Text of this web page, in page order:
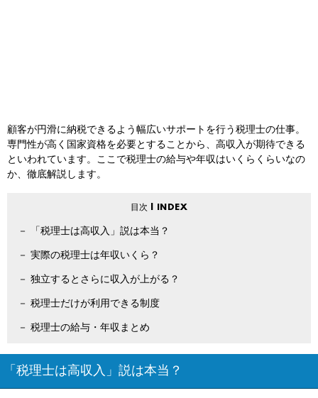
顧客が円滑に納税できるよう幅広いサポートを行う税理士の仕事。
専門性が高く国家資格を必要とすることから、高収入が期待できる
といわれています。ここで税理士の給与や年収はいくらくらいなの
か、徹底解説します。
「税理士は高収入」説は本当？
実際の税理士は年収いくら？
独立するとさらに収入が上がる？
税理士だけが利用できる制度
税理士の給与・年収まとめ
「税理士は高収入」説は本当？